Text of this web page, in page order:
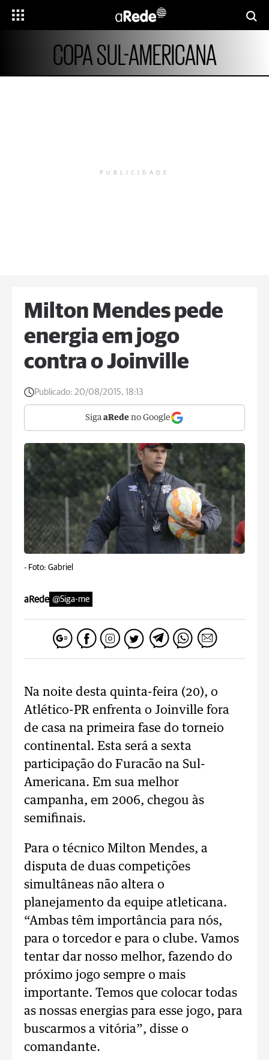
COPA SUL-AMERICANA
PUBLICIDADE
Milton Mendes pede
energia em jogo
contra o Joinville
Publicado: 20/08/2015, 18:13
Siga aRede no Google
- Foto: Gabriel
aRede @Siga-me
Na noite desta quinta-feira (20), o
Atlético-PR enfrenta o Joinville fora
de casa na primeira fase do torneio
continental. Esta será a sexta
participação do Furacão na Sul-
Americana. Em sua melhor
campanha, em 2006, chegou às
semifinais.
Para o técnico Milton Mendes, a
disputa de duas competições
simultâneas não altera o
planejamento da equipe atleticana.
“Ambas têm importância para nós,
para o torcedor e para o clube. Vamos
tentar dar nosso melhor, fazendo do
próximo jogo sempre o mais
importante. Temos que colocar todas
as nossas energias para esse jogo, para
buscarmos a vitória”, disse o
comandante.